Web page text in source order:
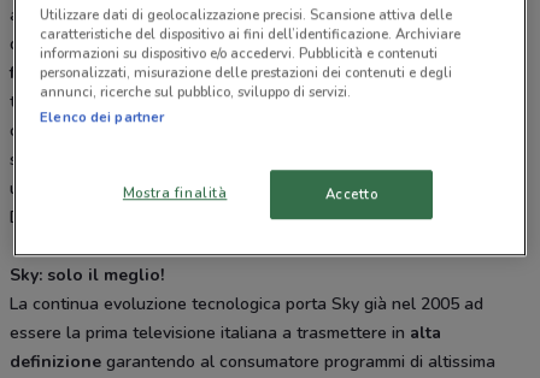
ad affermarsi nel settore televisivo italiano grazie alla moltitudine
di
servizi e canali adatti a soddisfare gli interessi di tutta la
famiglia. Oggi propone una vastissima scelta di programmi
televisivi dalle serie Tv ai documentari, dai programmi di sport ai
cartoni animati trasmessi via satellite e via fibra, ma anche online e
sul digitale terrestre con tre canali,
ultime news 24 ore su 24.Sfoglia il volantinoonline su
DoveConviene e scopri le
offerte Skyche più ti soddisfano.
Sky: solo il meglio!
La continua evoluzione tecnologica porta Sky già nel 2005 ad
essere la prima televisione italiana a trasmettere in alta
definizione garantendo al consumatore programmi di altissima
Utilizzare dati di geolocalizzazione precisi. Scansione attiva delle
caratteristiche del dispositivo ai fini dell’identificazione. Archiviare
informazioni su dispositivo e/o accedervi. Pubblicità e contenuti
personalizzati, misurazione delle prestazioni dei contenuti e degli
annunci, ricerche sul pubblico, sviluppo di servizi.
Elenco dei partner
Mostra finalità Accetto